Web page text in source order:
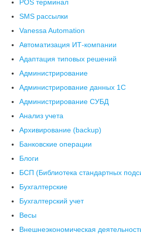
POS терминал
SMS рассылки
Vanessa Automation
Автоматизация ИТ-компании
Адаптация типовых решений
Администрирование
Администрирование данных 1С
Администрирование СУБД
Анализ учета
Архивирование (backup)
Банковские операции
Блоги
БСП (Библиотека стандартных
Бухгалтерские
Бухгалтерский учет
Весы
Внешнеэкономическая